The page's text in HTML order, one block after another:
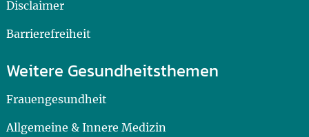
Disclaimer
Barrierefreiheit
Weitere Gesundheitsthemen
Frauengesundheit
Allgemeine & Innere Medizin